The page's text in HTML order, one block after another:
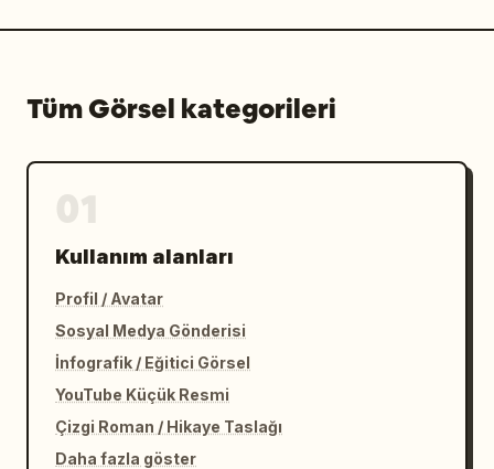
Tüm Görsel kategorileri
Kullanım alanları
Profil / Avatar
Sosyal Medya Gönderisi
İnfografik / Eğitici Görsel
YouTube Küçük Resmi
Çizgi Roman / Hikaye Taslağı
Daha fazla göster